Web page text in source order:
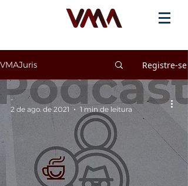
VMAJuris Registre-se
-
2 de ago. de 2021
1 min de leitura